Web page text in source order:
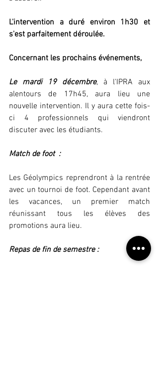
L'intervention a duré environ 1h30 et
s'est parfaitement déroulée.
Concernant les prochains événements,
Le mardi 19 décembre, à l'IPRA aux
alentours de 17h45, aura lieu une
nouvelle intervention. Il y aura cette fois-
ci 4 professionnels qui viendront
discuter avec les étudiants.
Match de foot  :
Les Géolympics reprendront à la rentrée
avec un tournoi de foot. Cependant avant
les vacances, un premier match
réunissant tous les élèves des
promotions aura lieu.
Repas de fin de semestre :